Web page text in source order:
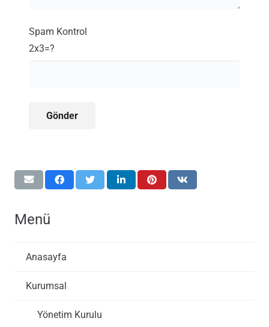
Spam Kontrol
2x3=?
Menü
Anasayfa
Kurumsal
Yönetim Kurulu